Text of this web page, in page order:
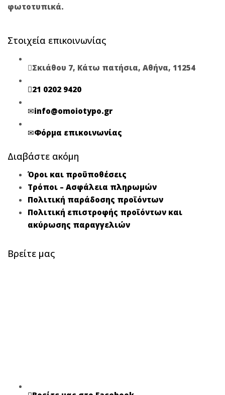
φωτοτυπικά.
Στοιχεία επικοινωνίας
Σκιάθου 7, Κάτω πατήσια, Αθήνα, 11254
21 0202 9420
info@omoiotypo.gr
Φόρμα επικοινωνίας
Διαβάστε ακόμη
Όροι και προϋποθέσεις
Τρόποι – Ασφάλεια πληρωμών
Πολιτική παράδοσης προϊόντων
Πολιτική επιστροφής προϊόντων και
ακύρωσης παραγγελιών
Βρείτε μας